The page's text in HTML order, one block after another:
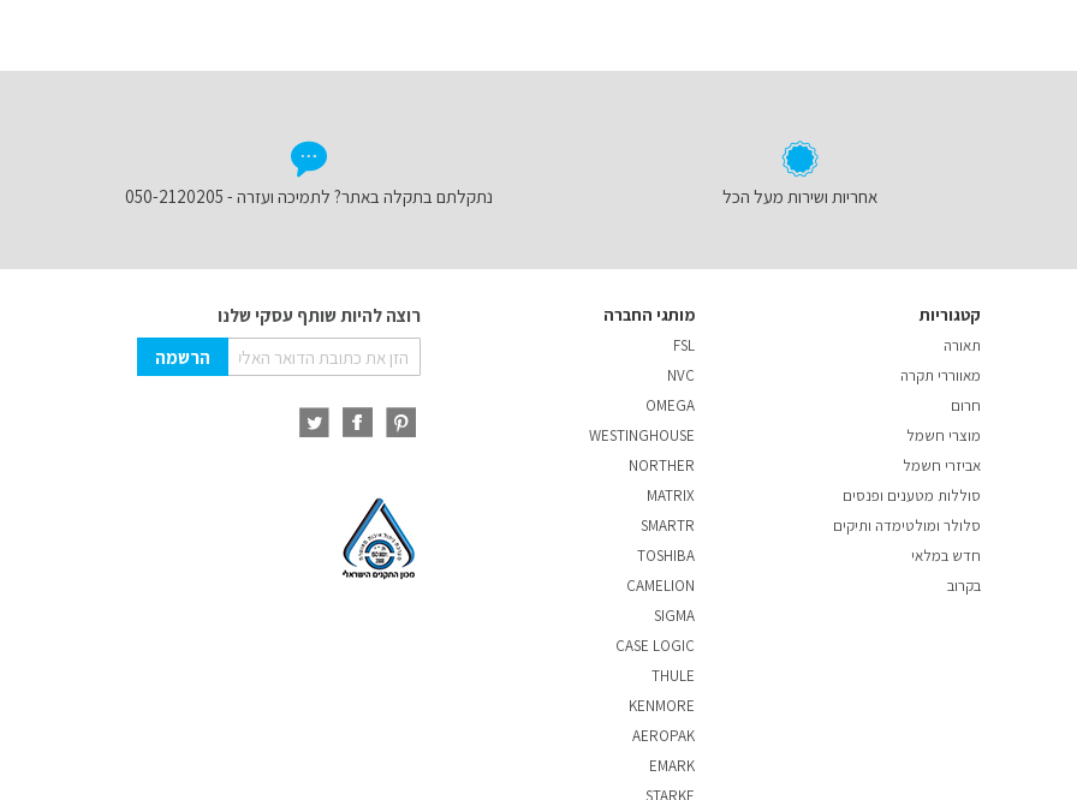
נתקלתם בתקלה באתר? לתמיכה ועזרה - 050-2120205 אחריות ושירות מעל הכל
קטגוריות
תאורה
מאווררי תקרה
חרום
מוצרי חשמל
אביזרי חשמל
סוללות מטענים ופנסים
סלולר ומולטימדה ותיקים
חדש במלאי
בקרוב
מותגי החברה
FSL
NVC
OMEGA
WESTINGHOUSE
NORTHER
MATRIX
SMARTR
TOSHIBA
CAMELION
SIGMA
CASE LOGIC
THULE
KENMORE
AEROPAK
EMARK
STARKE
רוצה להיות שותף עסקי שלנו
Sign
Up
Our
הרשמה